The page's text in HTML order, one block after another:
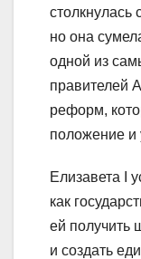
столкнулась
но она
одной из
правителей
реформ,
положение и
Елизавета I
как
ей получить
и создать